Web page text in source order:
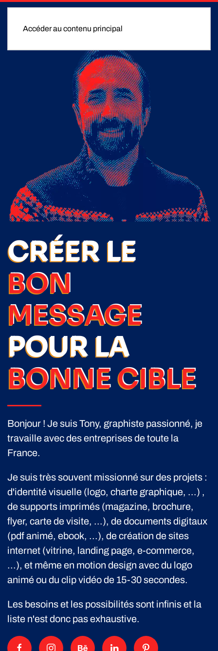
Accéder au contenu principal
CRÉER LE
BON
MESSAGE
POUR LA
BONNE CIBLE
Bonjour ! Je suis Tony, graphiste passionné, je
travaille avec des entreprises de toute la
France.
Je suis très souvent missionné sur des projets :
d'identité visuelle (logo, charte graphique, ...) ,
de supports imprimés (magazine, brochure,
flyer, carte de visite, ...), de documents digitaux
(pdf animé, ebook, ...), de création de sites
internet (vitrine, landing page, e-commerce,
...), et même en motion design avec du logo
animé ou du clip vidéo de 15-30 secondes.
Les besoins et les possibilités sont infinis et la
liste n'est donc pas exhaustive.